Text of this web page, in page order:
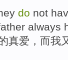
do not
always
真爱， 而我